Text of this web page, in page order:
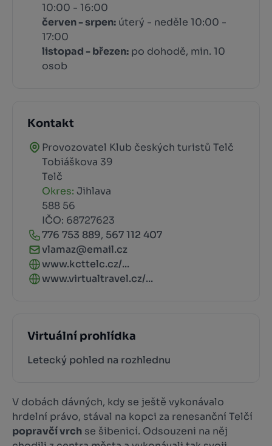
10:00 - 16:00
červen - srpen: úterý - neděle 10:00 -
17:00
listopad - březen: po dohodě, min. 10
osob
Kontakt
Provozovatel Klub českých turistů Telč
Tobiáškova 39
Telč
Okres: Jihlava
588 56
IČO: 68727623
776 753 889, 567 112 407
vlamaz@email.cz
www.kcttelc.cz/...
www.virtualtravel.cz/...
Virtuální prohlídka
Letecký pohled na rozhlednu
V dobách dávných, kdy se ještě vykonávalo
hrdelní právo, stával na kopci za renesanční Telčí
popravčí vrch se šibenicí. Odsouzeni na něj